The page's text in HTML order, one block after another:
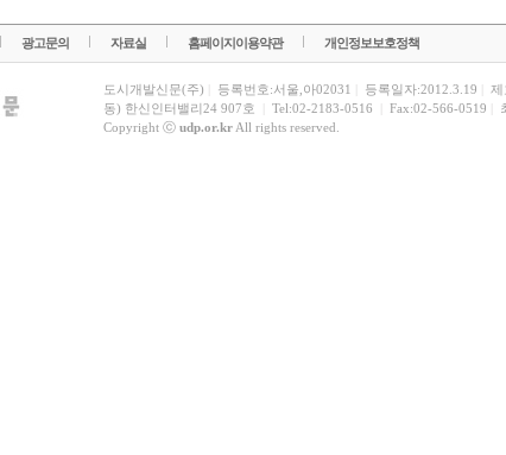
광고문의 자료실 홈페이지이용약관 개인정보보호정책
도시개발신문(주) 등록번호:서울,아02031 등록일자:2012.3.19 제
동) 한신인터밸리24 907호
Tel:02-2183-0516 Fax:02-566-0519
Copyright ⓒ udp.or.krAll rights reserved.